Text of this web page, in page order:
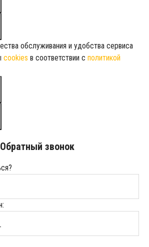
обслуживания и удобства сервиса
cookies в соответствии с политикой
Обратный звонок